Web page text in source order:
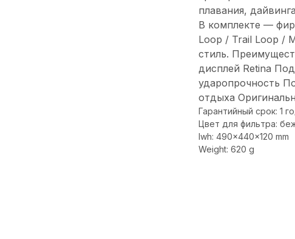
плавания,
В комплекте —
Loop / Trail Loop /
стиль.
дисплей Retina
ударопрочность
отдыха
Гарантийный срок: 1
Цвет для фильтра:
lwh: 490x440x120 mm
Weight: 620 g